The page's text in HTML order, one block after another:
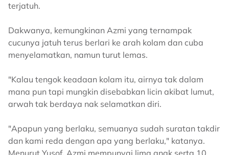
terjatuh.
Dakwanya, kemungkinan Azmi yang ternampak
cucunya jatuh terus berlari ke arah kolam dan cuba
menyelamatkan, namun turut lemas.
"Kalau tengok keadaan kolam itu, airnya tak dalam
mana pun tapi mungkin disebabkan licin akibat lumut,
arwah tak berdaya nak selamatkan diri.
"Apapun yang berlaku, semuanya sudah suratan takdir
dan kami reda dengan apa yang berlaku," katanya.